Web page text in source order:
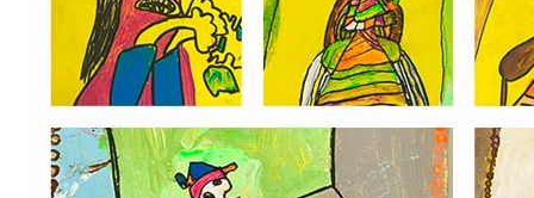
Garderie Uccle
+32 (0)2 375 31 35
garderie@apeee-bxl1-services.be
BE72 3100 8650 7316